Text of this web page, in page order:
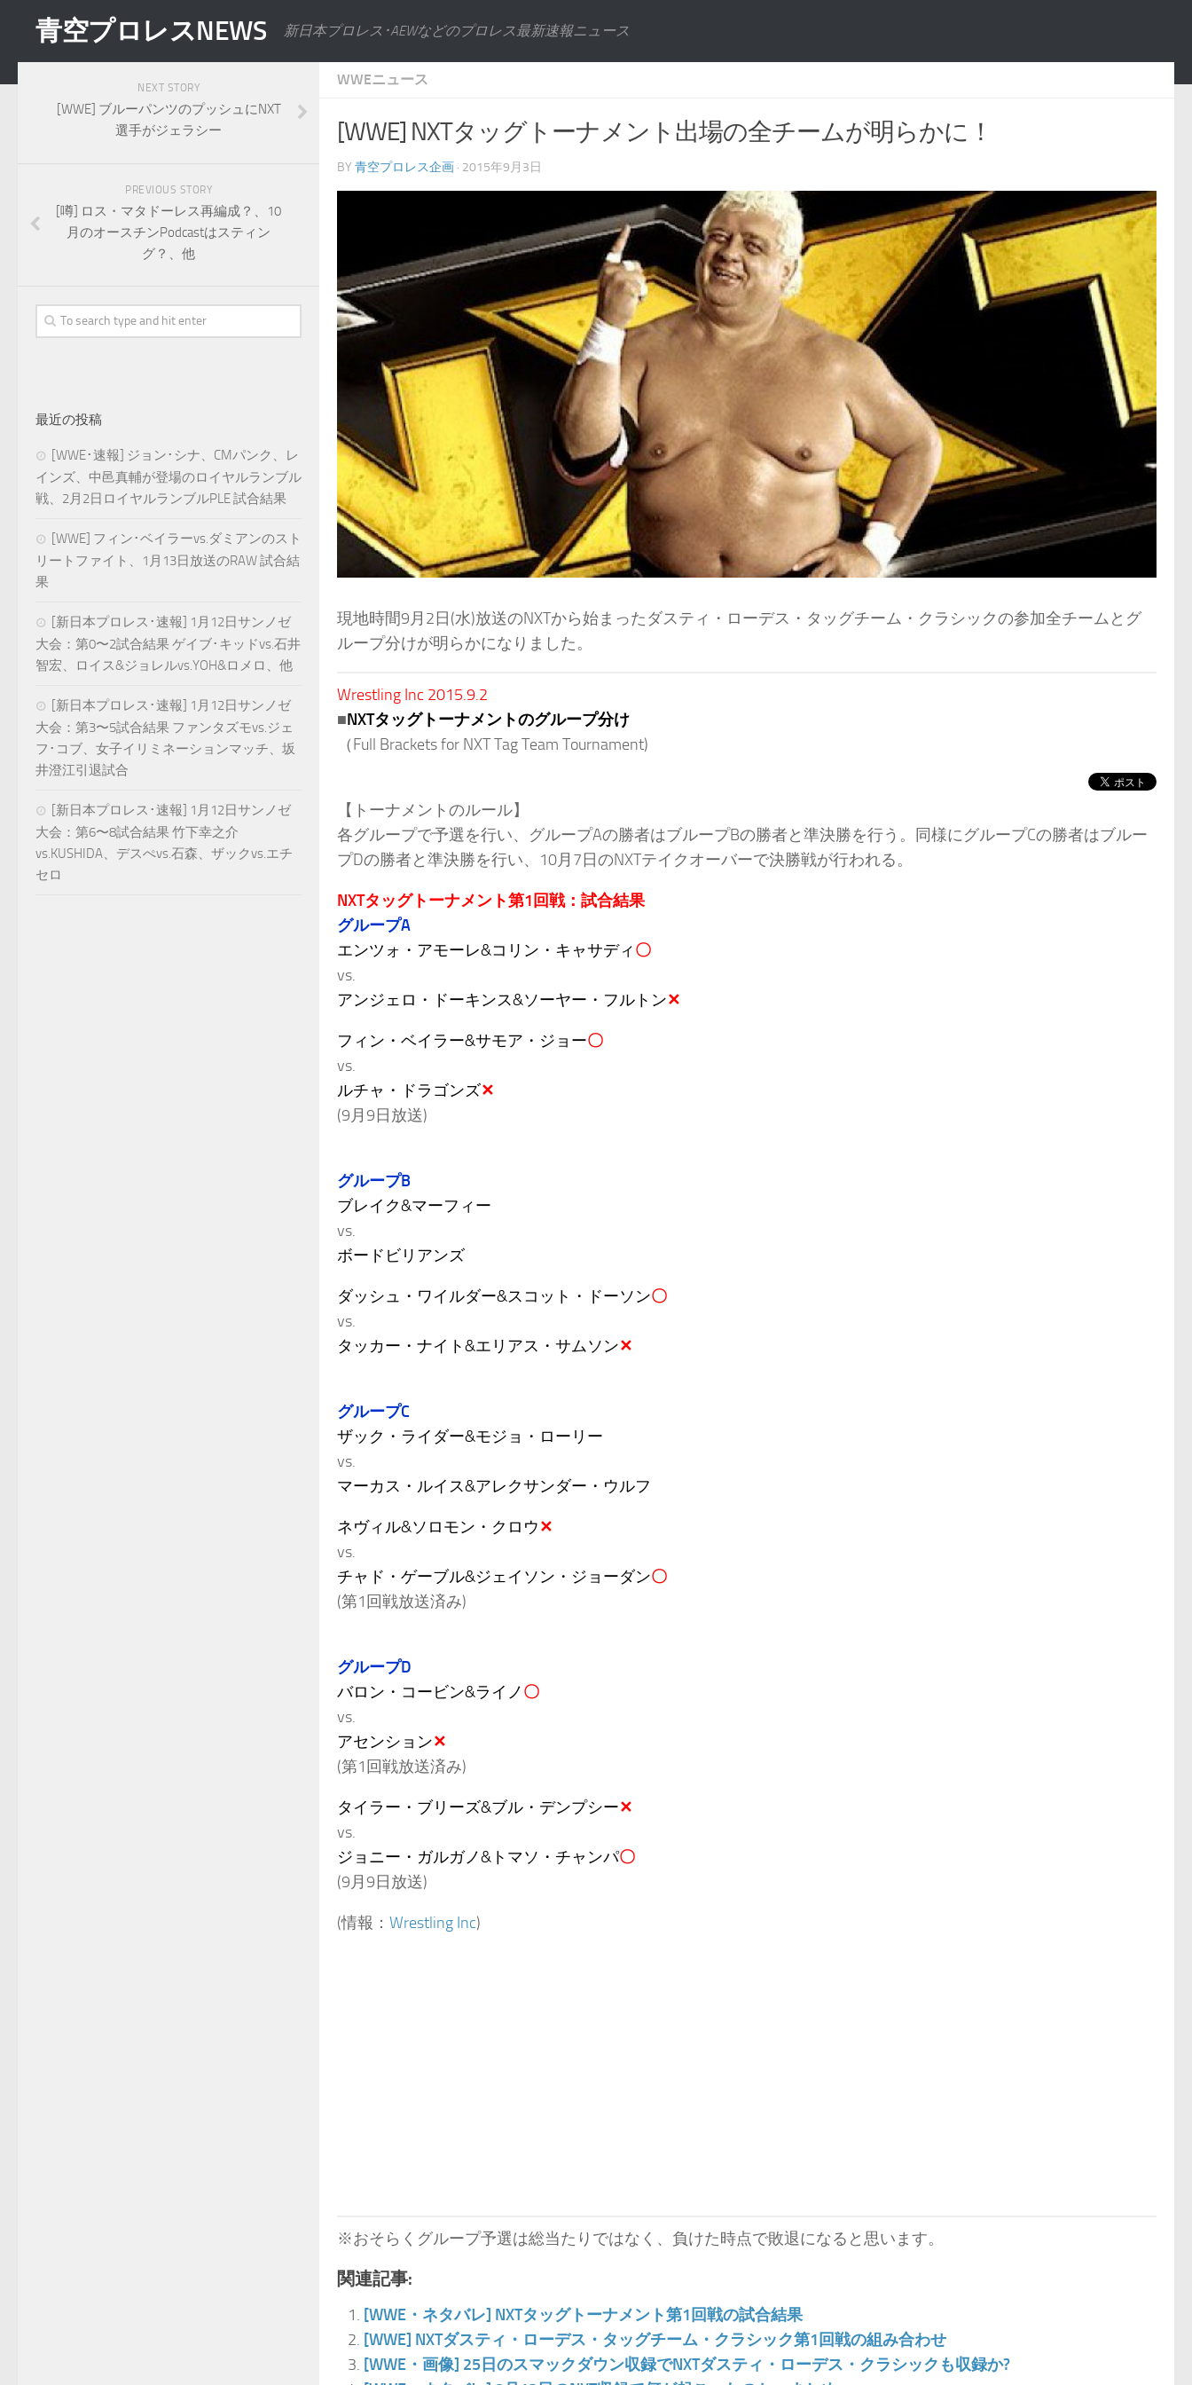
青空プロレスNEWS 新日本プロレス･AEWなどのプロレス最新速報ニュース
WWEニュース
[WWE] NXTタッグトーナメント出場の全チームが明らかに！
BY 青空プロレス企画 · 2015年9月3日
現地時間9月2日(水)放送のNXTから始まったダスティ・ローデス・タッグチーム・クラシックの参加全チームとグ
ループ分けが明らかになりました。
Wrestling Inc 2015.9.2
■NXTタッグトーナメントのグループ分け
（Full Brackets for NXT Tag Team Tournament)
【トーナメントのルール】
各グループで予選を行い、グループAの勝者はブループBの勝者と準決勝を行う。同様にグループCの勝者はブルー
プDの勝者と準決勝を行い、10月7日のNXTテイクオーバーで決勝戦が行われる。
NXTタッグトーナメント第1回戦：試合結果
グループA
エンツォ・アモーレ&コリン・キャサディ〇
vs.
アンジェロ・ドーキンス&ソーヤー・フルトン✕
フィン・ベイラー&サモア・ジョー〇
vs.
ルチャ・ドラゴンズ✕
(9月9日放送)
グループB
ブレイク&マーフィー
vs.
ボードビリアンズ
ダッシュ・ワイルダー&スコット・ドーソン〇
vs.
タッカー・ナイト&エリアス・サムソン✕
グループC
ザック・ライダー&モジョ・ローリー
vs.
マーカス・ルイス&アレクサンダー・ウルフ
ネヴィル&ソロモン・クロウ✕
vs.
チャド・ゲーブル&ジェイソン・ジョーダン〇
(第1回戦放送済み)
グループD
バロン・コービン&ライノ〇
vs.
アセンション✕
(第1回戦放送済み)
タイラー・ブリーズ&ブル・デンプシー✕
vs.
ジョニー・ガルガノ&トマソ・チャンパ〇
(9月9日放送)
(情報： Wrestling Inc)
※おそらくグループ予選は総当たりではなく、負けた時点で敗退になると思います。
関連記事:
[WWE・ネタバレ] NXTタッグトーナメント第1回戦の試合結果
[WWE] NXTダスティ・ローデス・タッグチーム・クラシック第1回戦の組み合わせ
[WWE・画像] 25日のスマックダウン収録でNXTダスティ・ローデス・クラシックも収録か?
NEXT STORY
[WWE] ブルーパンツのプッシュにNXT
選手がジェラシー
PREVIOUS STORY
[噂] ロス・マタドーレス再編成？、10
月のオースチンPodcastはスティン
グ？、他
最近の投稿
[WWE･速報] ジョン･シナ、CMパンク、レ
インズ、中邑真輔が登場のロイヤルランブル
戦、2月2日ロイヤルランブルPLE 試合結果
[WWE] フィン･ベイラーvs.ダミアンのスト
リートファイト、1月13日放送のRAW 試合結
果
[新日本プロレス･速報] 1月12日サンノゼ
大会：第0〜2試合結果 ゲイブ･キッドvs.石井
智宏、ロイス&ジョレルvs.YOH&ロメロ、他
[新日本プロレス･速報] 1月12日サンノゼ
大会：第3〜5試合結果 ファンタズモvs.ジェ
フ･コブ、女子イリミネーションマッチ、坂
井澄江引退試合
[新日本プロレス･速報] 1月12日サンノゼ
大会：第6〜8試合結果 竹下幸之介
vs.KUSHIDA、デスぺvs.石森、ザックvs.エチ
セロ